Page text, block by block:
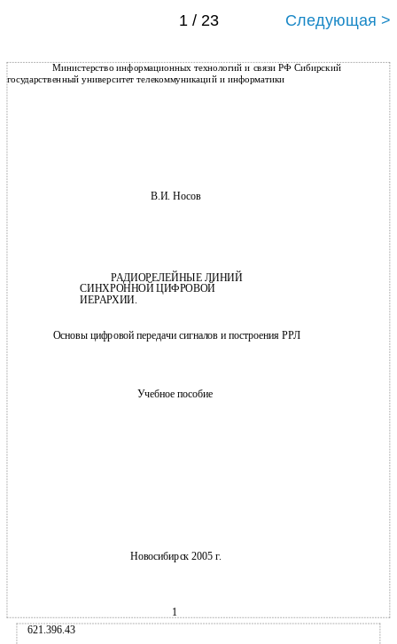
1 / 23 Следующая >
Министерство информационных технологий и связи РФ Сибирский
государственный университет телекоммуникаций и информатики
В.И. Носов
РАДИОРЕЛЕЙНЫЕ ЛИНИЙ
СИНХРОННОЙ ЦИФРОВОЙ
ИЕРАРХИИ.
Основы цифровой передачи сигналов и построения РРЛ
Учебное пособие
Новосибирск 2005 г.
1
621.396.43